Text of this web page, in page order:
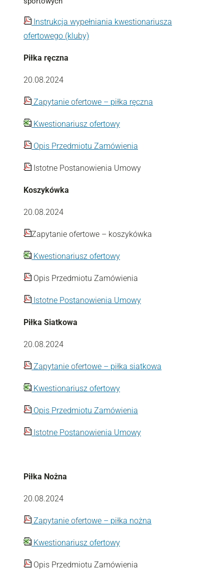
Instrukcja wypełniania kwestionariusza
ofertowego (kluby)
Piłka ręczna
20.08.2024
Zapytanie ofertowe – piłka ręczna
Kwestionariusz ofertowy
Opis Przedmiotu Zamówienia
Istotne Postanowienia Umowy
Koszykówka
20.08.2024
Zapytanie ofertowe – koszykówka
Kwestionariusz ofertowy
Opis Przedmiotu Zamówienia
Istotne Postanowienia Umowy
Piłka Siatkowa
20.08.2024
Zapytanie ofertowe – piłka siatkowa
Kwestionariusz ofertowy
Opis Przedmiotu Zamówienia
Istotne Postanowienia Umowy
Piłka Nożna
20.08.2024
Zapytanie ofertowe – piłka nożna
Kwestionariusz ofertowy
Opis Przedmiotu Zamówienia